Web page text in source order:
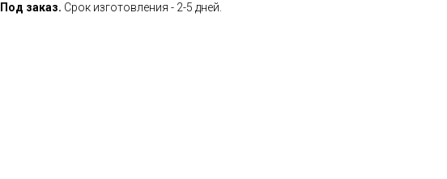
Под заказ. Срок изготовления - 2-5 дней.